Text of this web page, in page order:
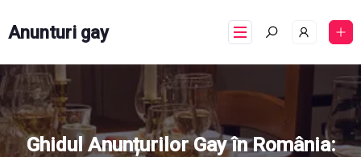
Anunturi gay
Ghidul Anunțurilor Gay în România: